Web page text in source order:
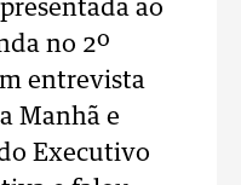
ao
no 2º
entrevista
Manhã e
Executivo